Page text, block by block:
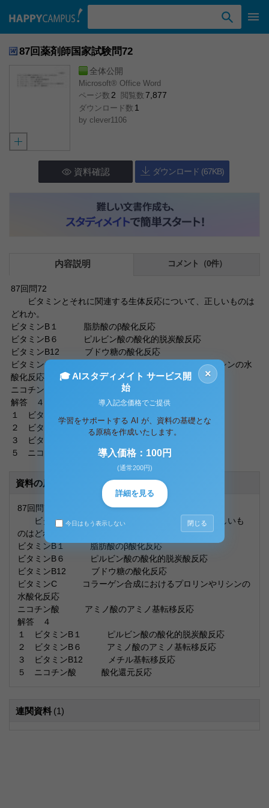
87回薬剤師国家試験問72
全体公開
Microsoft® Office Word
ページ数 2 閲覧数 7,877
ダウンロード数 1
by clever1106
資料確認 ダウンロード (67KB)
内容説明 コメント（0件）
87回問72
ビタミンとそれに関連する生体反応について、正しいものは
どれか。
ビタミンB１ 脂肪酸のβ酸化反応
ビタミンB６ ピルビン酸の酸化的脱炭酸反応
ビタミンB12 ブドウ糖の酸化反応
ビタミンC コラーゲン合成におけるプロリンやリシンの水
酸化反応
ニコチン酸 アミノ酸のアミノ基転移反応
解答 ４
１ ビタミンB１ ピルビン酸の酸化的脱炭酸反応
２ ビタミンB６ アミノ酸のアミノ基転移反応
３ ビタミンB12 メチル基転移反応
５ ニコチン酸 酸化還元反応
資料の原本内容
87回問72
ビタミンとそれに関連する生体反応について、正しいも
のはどれか。
ビタミンB１ 脂肪酸のβ酸化反応
ビタミンB６ ピルビン酸の酸化的脱炭酸反応
ビタミンB12 ブドウ糖の酸化反応
ビタミンC コラーゲン合成におけるプロリンやリシンの
水酸化反応
ニコチン酸 アミノ酸のアミノ基転移反応
解答 ４
１ ビタミンB１ ピルビン酸の酸化的脱炭酸反応
２ ビタミンB６ アミノ酸のアミノ基転移反応
３ ビタミンB12 メチル基転移反応
５ ニコチン酸 酸化還元反応
連関資料 (1)
×
🎓 AIスタディメイト サービス開
始
導入記念価格でご提供
学習をサポートする AI が、資料の基礎とな
る原稿を作成いたします。
導入価格：100円
(通常200円)
詳細を見る
今日はもう表示しない 閉じる